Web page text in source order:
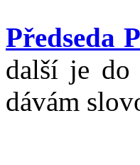
Předseda
další je do
dávám